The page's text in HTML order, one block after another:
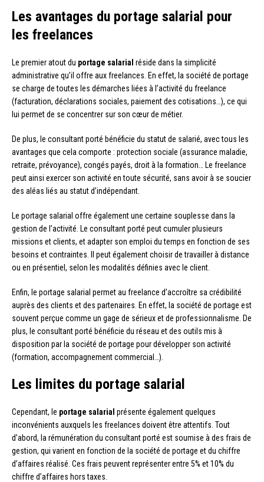
Les avantages du portage salarial pour
les freelances
Le premier atout du portage salarial réside dans la simplicité
administrative qu’il offre aux freelances. En effet, la société de portage
se charge de toutes les démarches liées à l’activité du freelance
(facturation, déclarations sociales, paiement des cotisations…), ce qui
lui permet de se concentrer sur son cœur de métier.
De plus, le consultant porté bénéficie du statut de salarié, avec tous les
avantages que cela comporte : protection sociale (assurance maladie,
retraite, prévoyance), congés payés, droit à la formation… Le freelance
peut ainsi exercer son activité en toute sécurité, sans avoir à se soucier
des aléas liés au statut d’indépendant.
Le portage salarial offre également une certaine souplesse dans la
gestion de l’activité. Le consultant porté peut cumuler plusieurs
missions et clients, et adapter son emploi du temps en fonction de ses
besoins et contraintes. Il peut également choisir de travailler à distance
ou en présentiel, selon les modalités définies avec le client.
Enfin, le portage salarial permet au freelance d’accroître sa crédibilité
auprès des clients et des partenaires. En effet, la société de portage est
souvent perçue comme un gage de sérieux et de professionnalisme. De
plus, le consultant porté bénéficie du réseau et des outils mis à
disposition par la société de portage pour développer son activité
(formation, accompagnement commercial…).
Les limites du portage salarial
Cependant, le portage salarial présente également quelques
inconvénients auxquels les freelances doivent être attentifs. Tout
d’abord, la rémunération du consultant porté est soumise à des frais de
gestion, qui varient en fonction de la société de portage et du chiffre
d’affaires réalisé. Ces frais peuvent représenter entre 5% et 10% du
chiffre d’affaires hors taxes.